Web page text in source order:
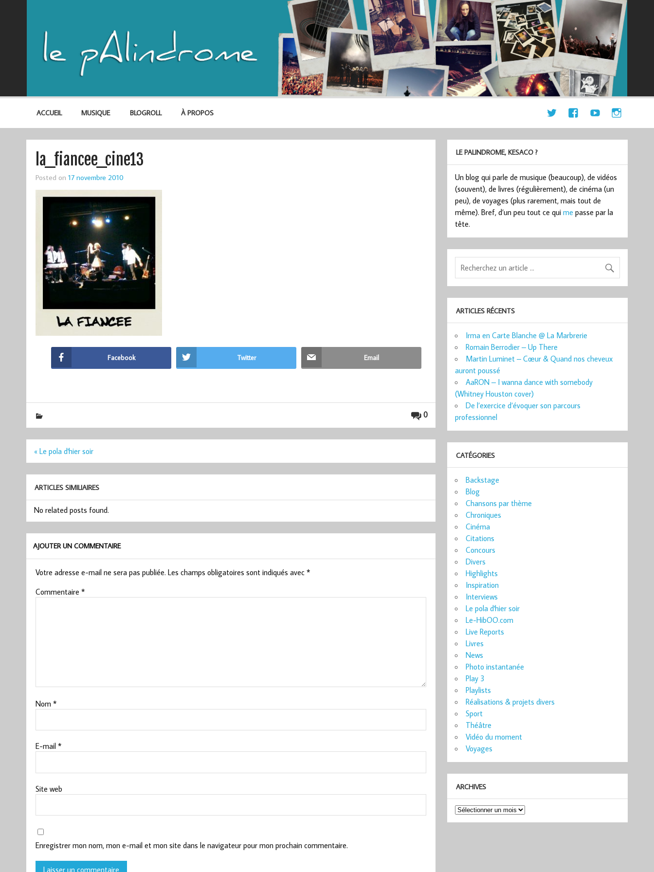
ACCUEIL MUSIQUE BLOGROLL À PROPOS
la_fiancee_cine13
Posted on 17 novembre 2010
Facebook Twitter Email
0
Navigation
« Le pola d'hier soir
ARTICLES SIMILIAIRES
No related posts found.
AJOUTER UN COMMENTAIRE
Votre adresse e-mail ne sera pas publiée. Les champs obligatoires sont indiqués avec *
Commentaire *
Nom *
E-mail *
Site web
Enregistrer mon nom, mon e-mail et mon site dans le navigateur pour mon prochain commentaire.
LE PALINDROME, KESACO ?
Un blog qui parle de musique (beaucoup), de vidéos
(souvent), de livres (régulièrement), de cinéma (un
peu), de voyages (plus rarement, mais tout de
même). Bref, d’un peu tout ce quime passe par la
tête.
ARTICLES RÉCENTS
Irma en Carte Blanche @ La Marbrerie
Romain Berrodier – Up There
Martin Luminet – Cœur & Quand nos cheveux
auront poussé
AaRON – I wanna dance with somebody
(Whitney Houston cover)
De l’exercice d’évoquer son parcours
professionnel
CATÉGORIES
Backstage
Blog
Chansons par thème
Chroniques
Cinéma
Citations
Concours
Divers
Highlights
Inspiration
Interviews
Le pola d'hier soir
Le-HibOO.com
Live Reports
Livres
News
Photo instantanée
Play 3
Playlists
Réalisations & projets divers
Sport
Théâtre
Vidéo du moment
Voyages
ARCHIVES
Archives